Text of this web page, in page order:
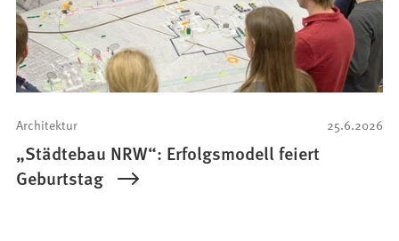
25.6.2026
Architektur
„Städtebau NRW“: Erfolgsmodell feiert
Geburtstag